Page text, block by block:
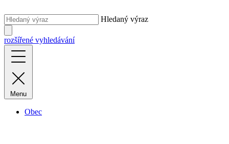
Hledaný výraz
rozšířené vyhledávání
Menu
Obec